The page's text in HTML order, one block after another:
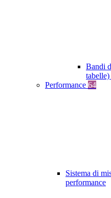
Bandi
tabelle)
Performance 64
Sistema di
performance